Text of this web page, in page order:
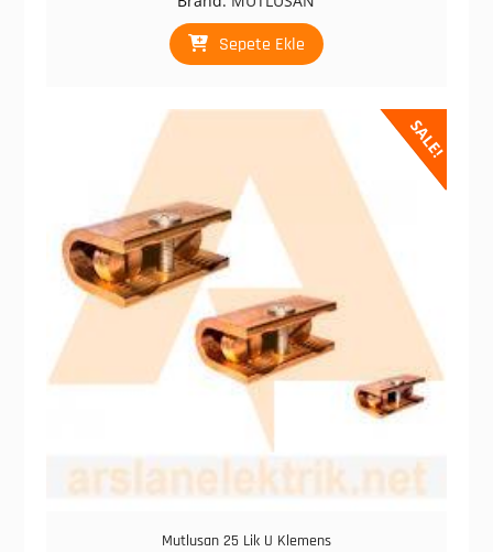
₺ 86,57.
fiyat:
₺ 52,00.
Sepete Ekle
SALE!
Mutlusan 25 Lik U Klemens